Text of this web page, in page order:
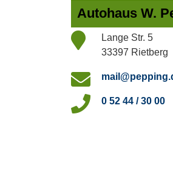
Autohaus W.
Lange Str. 5
33397 Rietberg
0 52 44 / 30 00